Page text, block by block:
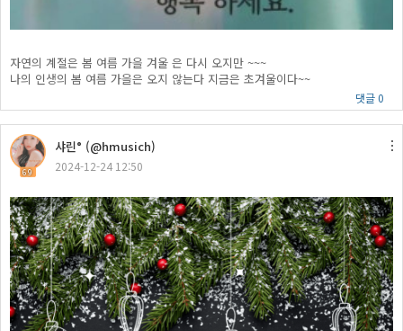
자연의 계절은 봄 여름 가을 겨울 은 다시 오지만 ~~~
나의 인생의 봄 여름 가을은 오지 않는다 지금은 초겨울이다~~
댓글 0
69
샤린° (@hmusich)
2024-12-24 12:50